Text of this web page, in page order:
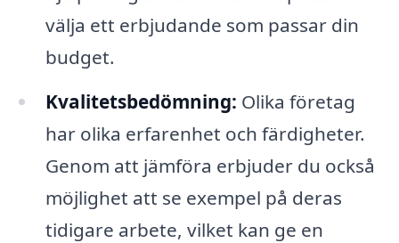
välja ett erbjudande som passar din
budget.
Kvalitetsbedömning: Olika företag
har olika erfarenhet och färdigheter.
Genom att jämföra erbjuder du också
möjlighet att se exempel på deras
tidigare arbete, vilket kan ge en